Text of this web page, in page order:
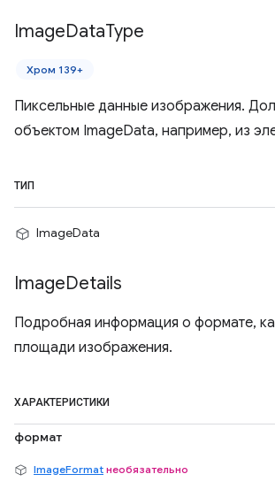
ImageDataType
Хром 139+
Пиксельные данные изображения.
объектом ImageData, например, из
ТИП
ImageData
ImageDetails
Подробная информация о формате,
площади изображения.
ХАРАКТЕРИСТИКИ
формат
ImageFormat необязательно